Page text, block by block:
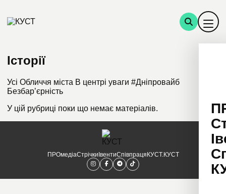
Історії
Усі Обличчя міста В центрі уваги #Дніпровайб
Безбарʼєрність
У цій рубриці поки що немає матеріалів.
ПРОмедіаСтрічкиІвентиСпівпрацяКУСТ.КУСТ